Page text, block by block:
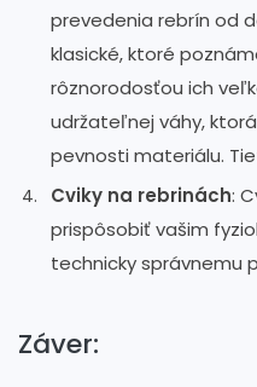
prevedenia rebrín od
klasické, ktoré
rôznorodosťou ich
udržateľnej váhy,
pevnosti materiálu.
Cviky na rebrinách:
prispôsobiť vašim
technicky správnemu
Záver: